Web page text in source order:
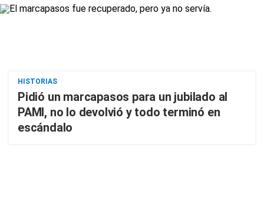
HISTORIAS
Pidió un marcapasos para un jubilado al
PAMI, no lo devolvió y todo terminó en
escándalo